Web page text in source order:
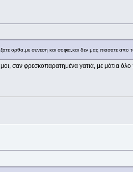
ορθα,με συνεση και σοφια,και δεν μας πιασατε απο
σαν φρεσκοπαρατημένα γατιά, με μάτια